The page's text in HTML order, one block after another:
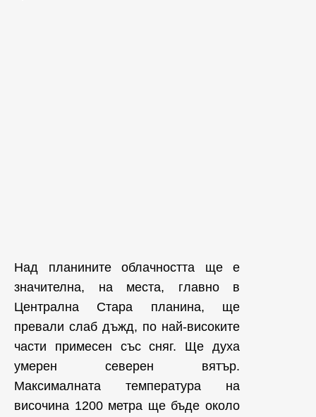
Над планините облачността ще е
значителна, на места, главно в
Централна Стара планина, ще
превали слаб дъжд, по най-високите
части примесен със сняг. Ще духа
умерен северен вятър.
Максималната температура на
височина 1200 метра ще бъде около